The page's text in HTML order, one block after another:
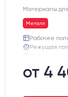
Материалы
Металл
Рабочее
Режущая
от 4